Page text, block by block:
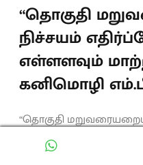
“தொகுதி
நிச்சயம்
எள்ளளவும்
கனிமொழி
“தொகுதி
நிலைப்பாட்டில் எந்த
மேற்கொண்டு